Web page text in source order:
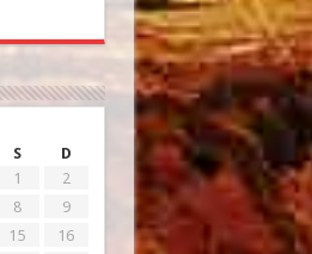
S D
1
2
8
9
15
16